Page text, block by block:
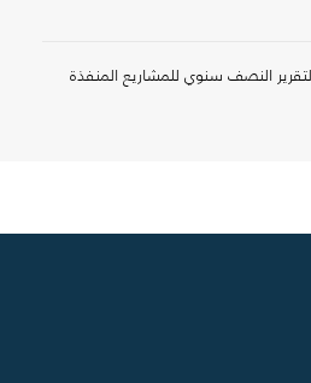
النصف سنوي للمشاريع المنفذة